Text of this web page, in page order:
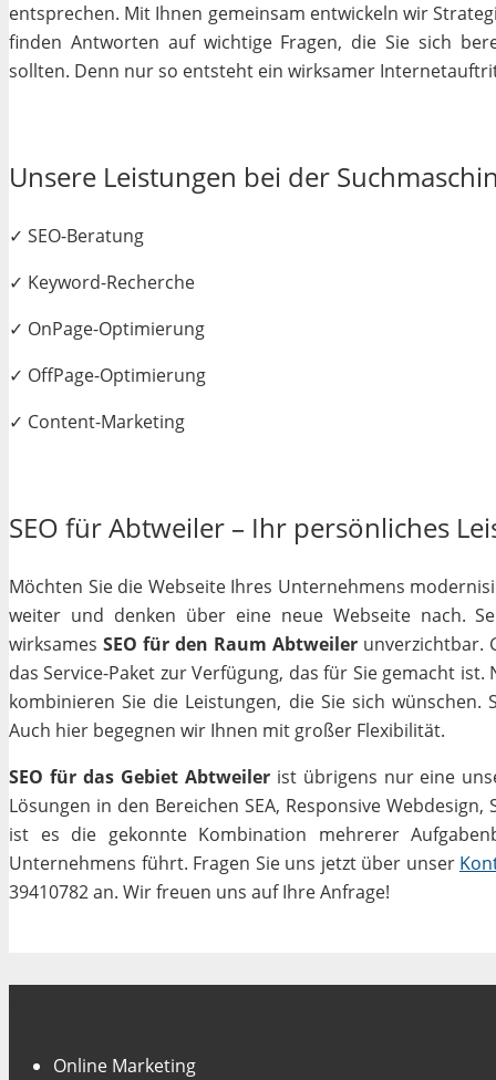
entsprechen. Mit Ihnen gemeinsam entwickeln wir
finden Antworten auf wichtige Fragen, die Sie sich
sollten. Denn nur so entsteht ein wirksamer
Unsere Leistungen bei der
✓ SEO-Beratung
✓ Keyword-Recherche
✓ OnPage-Optimierung
✓ OffPage-Optimierung
✓ Content-Marketing
SEO für Abtweiler – Ihr persönliches
Möchten Sie die Webseite Ihres Unternehmens
weiter und denken über eine neue Webseite nach.
wirksames SEO für den Raum Abtweilerunverzichtbar.
das Service-Paket zur Verfügung, das für Sie gemacht
kombinieren Sie die Leistungen, die Sie sich wünschen.
Auch hier begegnen wir Ihnen mit großer Flexibilität.
SEO für das Gebiet Abtweilerist übrigens nur eine
Lösungen in den Bereichen SEA, Responsive
ist es die gekonnte Kombination mehrerer
Unternehmens führt. Fragen Sie uns jetzt über unser
39410782 an. Wir freuen uns auf Ihre Anfrage!
Online Marketing